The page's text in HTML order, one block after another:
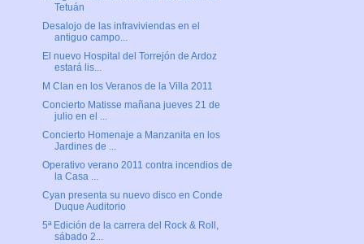
Tetuán
Desalojo de las infraviviendas en el
antiguo campo...
El nuevo Hospital del Torrejón de Ardoz
estará lis...
M Clan en los Veranos de la Villa 2011
Concierto Matisse mañana jueves 21 de
julio en el ...
Concierto Homenaje a Manzanita en los
Jardines de ...
Operativo verano 2011 contra incendios de
la Casa ...
Cyan presenta su nuevo disco en Conde
Duque Auditorio
5ª Edición de la carrera del Rock & Roll,
sábado 2...